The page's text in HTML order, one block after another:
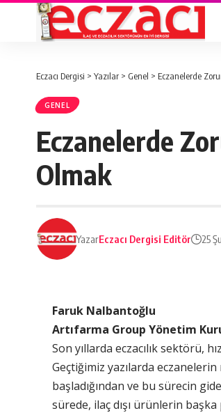
Eczacı Dergisi > Yazılar > Genel > Eczanelerde
GENEL
Eczanelerde
Olmak
YazarEczacı Dergisi Editör 25
Faruk Nalbantoğlu
Artıfarma Group Yönetim
Son yıllarda eczacılık sektörü,
Geçtiğimiz yazılarda
başladığından ve bu sürecin
sürede, ilaç dışı ürünlerin başka